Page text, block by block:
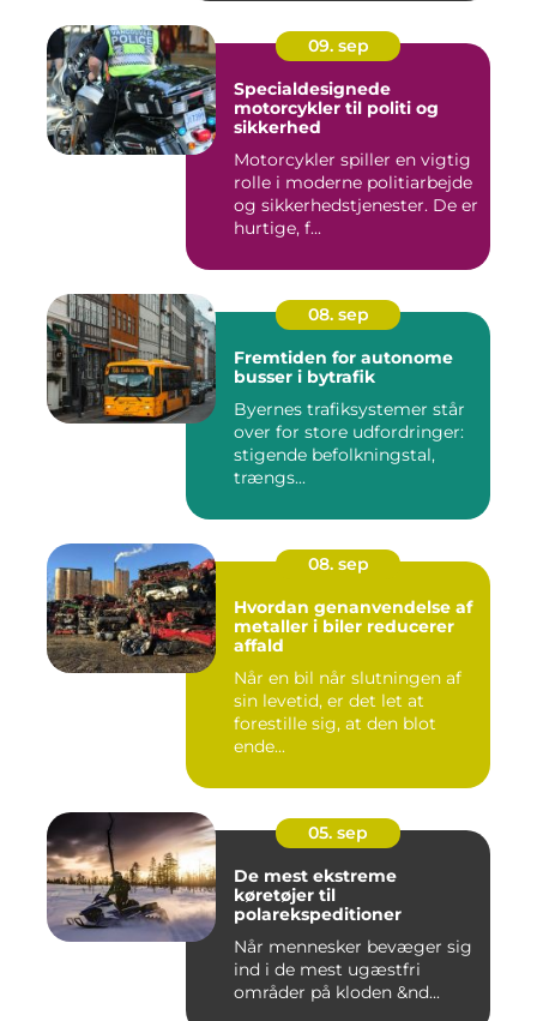
09. sep
Specialdesignede
motorcykler til politi og
sikkerhed
Motorcykler spiller en vigtig
rolle i moderne politiarbejde
og sikkerhedstjenester. De er
hurtige, f...
08. sep
Fremtiden for autonome
busser i bytrafik
Byernes trafiksystemer står
over for store udfordringer:
stigende befolkningstal,
trængs...
08. sep
Hvordan genanvendelse af
metaller i biler reducerer
affald
Når en bil når slutningen af
sin levetid, er det let at
forestille sig, at den blot
ende...
05. sep
De mest ekstreme
køretøjer til
polarekspeditioner
Når mennesker bevæger sig
ind i de mest ugæstfri
områder på kloden &nd...